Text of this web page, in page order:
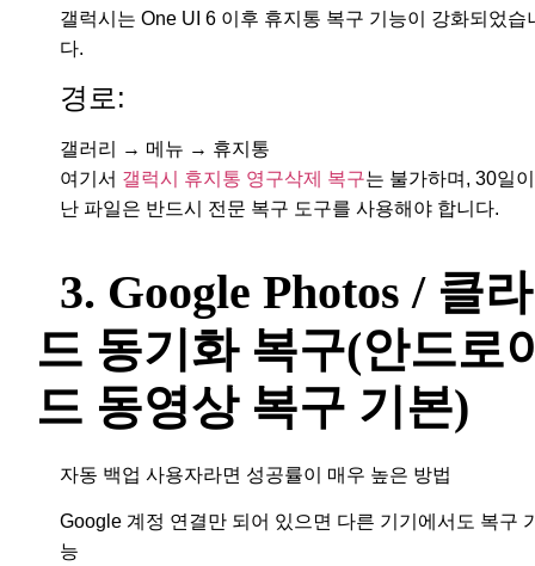
갤럭시는 One UI 6 이후 휴지통 복구 기능이 강화되었습
다.
경로:
갤러리 → 메뉴 → 휴지통
여기서 갤럭시 휴지통 영구삭제 복구는 불가하며, 30일
난 파일은 반드시 전문 복구 도구를 사용해야 합니다.
3. Google Photos / 클
드 동기화 복구(안드로
드 동영상 복구 기본)
자동 백업 사용자라면 성공률이 매우 높은 방법
Google 계정 연결만 되어 있으면 다른 기기에서도 복구
능